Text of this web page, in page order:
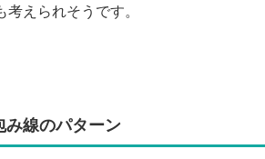
えられそうです。
み線のパターン